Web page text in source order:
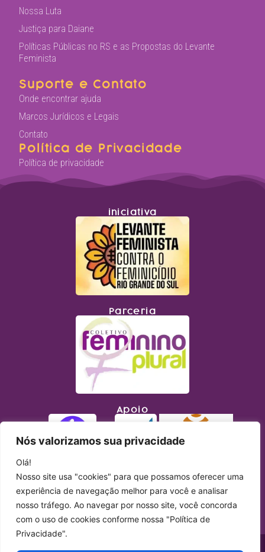
Nós valorizamos sua privacidade
Olá!
Nosso site usa "cookies" para que possamos oferecer uma
experiência de navegação melhor para você e analisar
nosso tráfego. Ao navegar por nosso site, você concorda
com o uso de cookies conforme nossa "Política de
Privacidade".
Nossa Luta
Justiça para Daiane
Políticas Públicas no RS e as Propostas do Levante
Feminista
Suporte e Contato
Onde encontrar ajuda
Marcos Jurídicos e Legais
Contato
Política de Privacidade
Política de privacidade
iniciativa
Parceria
Apoio